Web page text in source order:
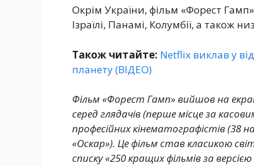
Окрім України, фільм «Форест
Ізраїлі, Панамі, Колумбії, а також
Також читайте: Netflix виклав у
планету (ВІДЕО)
Фільм «Форест Гамп» вийшов на
серед глядачів (перше місце за
професійних кінематографістів (38
«Оскар»). Це фільм став класикою
списку «250 кращих фільмів за